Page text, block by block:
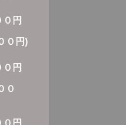
円
０円)
円
円